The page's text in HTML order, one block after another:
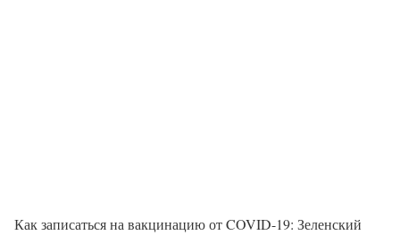
Как записаться на вакцинацию от COVID-19: Зеленский